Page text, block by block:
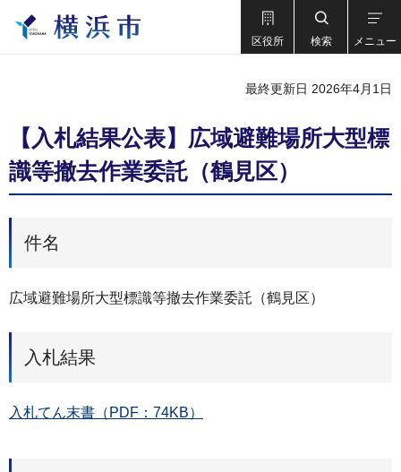
区役所 検索 メニュー
最終更新日 2026年4月1日
【入札結果公表】広域避難場所大型標
識等撤去作業委託（鶴見区）
件名
広域避難場所大型標識等撤去作業委託（鶴見区）
入札結果
入札てん末書（PDF：74KB）